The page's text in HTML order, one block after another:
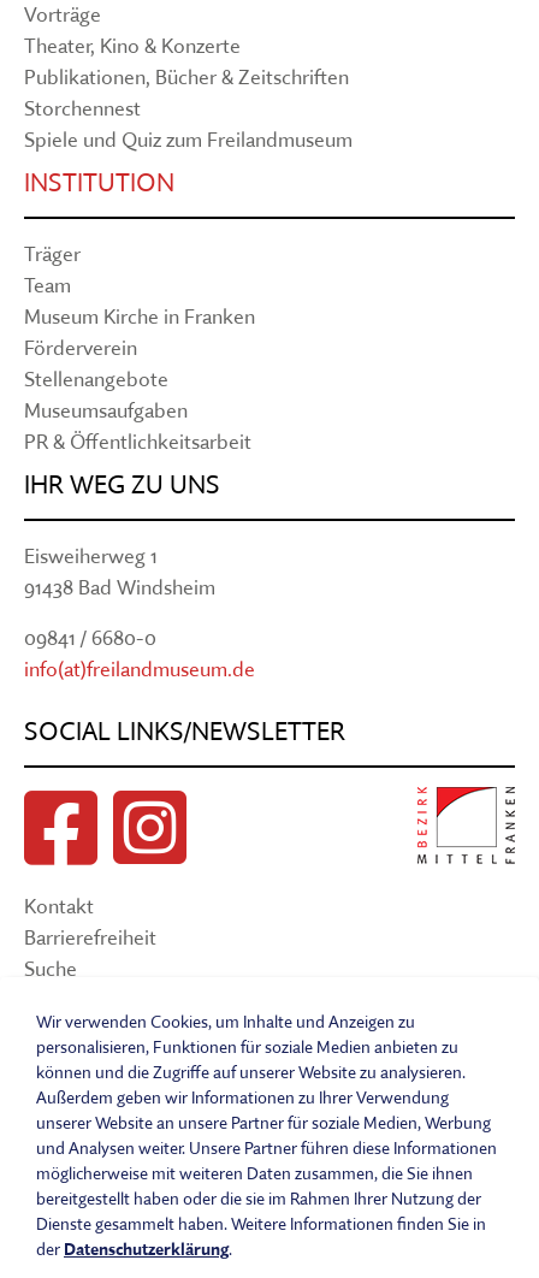
Vorträge
Theater, Kino & Konzerte
Publikationen, Bücher & Zeitschriften
Storchennest
Spiele und Quiz zum Freilandmuseum
INSTITUTION
Träger
Team
Museum Kirche in Franken
Förderverein
Stellenangebote
Museumsaufgaben
PR & Öffentlichkeitsarbeit
IHR WEG ZU UNS
Eisweiherweg 1
91438 Bad Windsheim
09841 / 6680-0
info(at)freilandmuseum.de
SOCIAL LINKS/NEWSLETTER
Kontakt
Barrierefreiheit
Suche
Impressum
Datenschutzerklärung
Barrierefreiheitserklärung
Leichte Sprache
Widerrufsbelehrung
Vertrag widerrufen
AGB
Benutzungsordnung
Wir verwenden Cookies, um Inhalte und Anzeigen zu
personalisieren, Funktionen für soziale Medien anbieten zu
können und die Zugriffe auf unserer Website zu analysieren.
Außerdem geben wir Informationen zu Ihrer Verwendung
unserer Website an unsere Partner für soziale Medien, Werbung
und Analysen weiter. Unsere Partner führen diese Informationen
möglicherweise mit weiteren Daten zusammen, die Sie ihnen
bereitgestellt haben oder die sie im Rahmen Ihrer Nutzung der
Dienste gesammelt haben. Weitere Informationen finden Sie in
der Datenschutzerklärung.